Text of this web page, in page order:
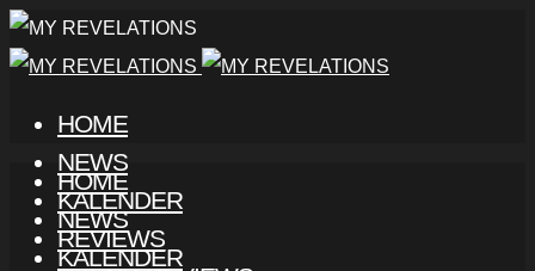
HOME
NEWS
KALENDER
REVIEWS
HOME
NEWS
KALENDER